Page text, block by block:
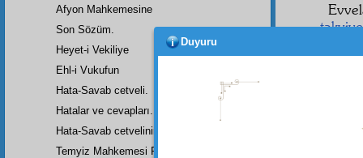
takviye
Afyon Mahkemesine
Son Sözüm.
Heyet-i Vekiliye
Ehl-i Vukufun
Hata-Savab cetveli.
Hatalar ve cevapları.
Hata-Savab cetvelinin zeylidir.
Temyiz Mahkemesi Riyasetine:
Duyuru